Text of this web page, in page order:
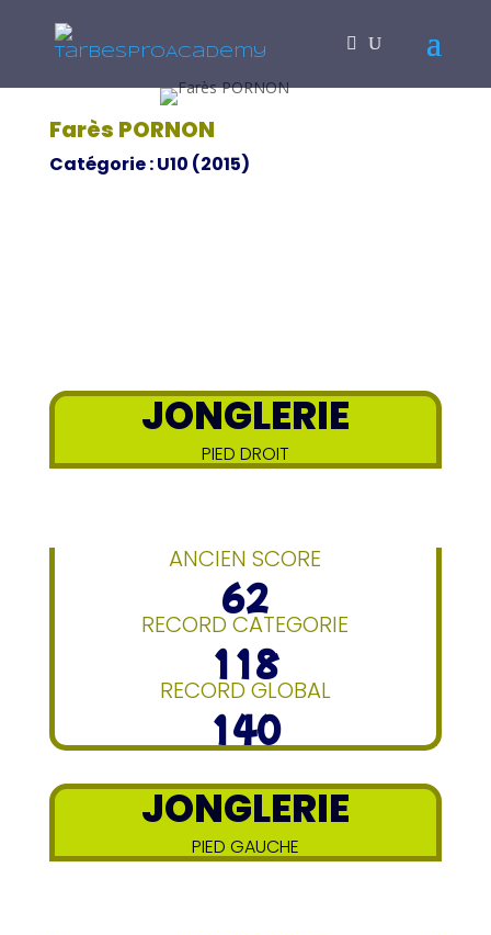
Farès PORNON
Catégorie : U10 (2015)
JONGLERIE
PIED DROIT
ANCIEN SCORE
62
RECORD CATEGORIE
118
RECORD GLOBAL
140
JONGLERIE
PIED GAUCHE